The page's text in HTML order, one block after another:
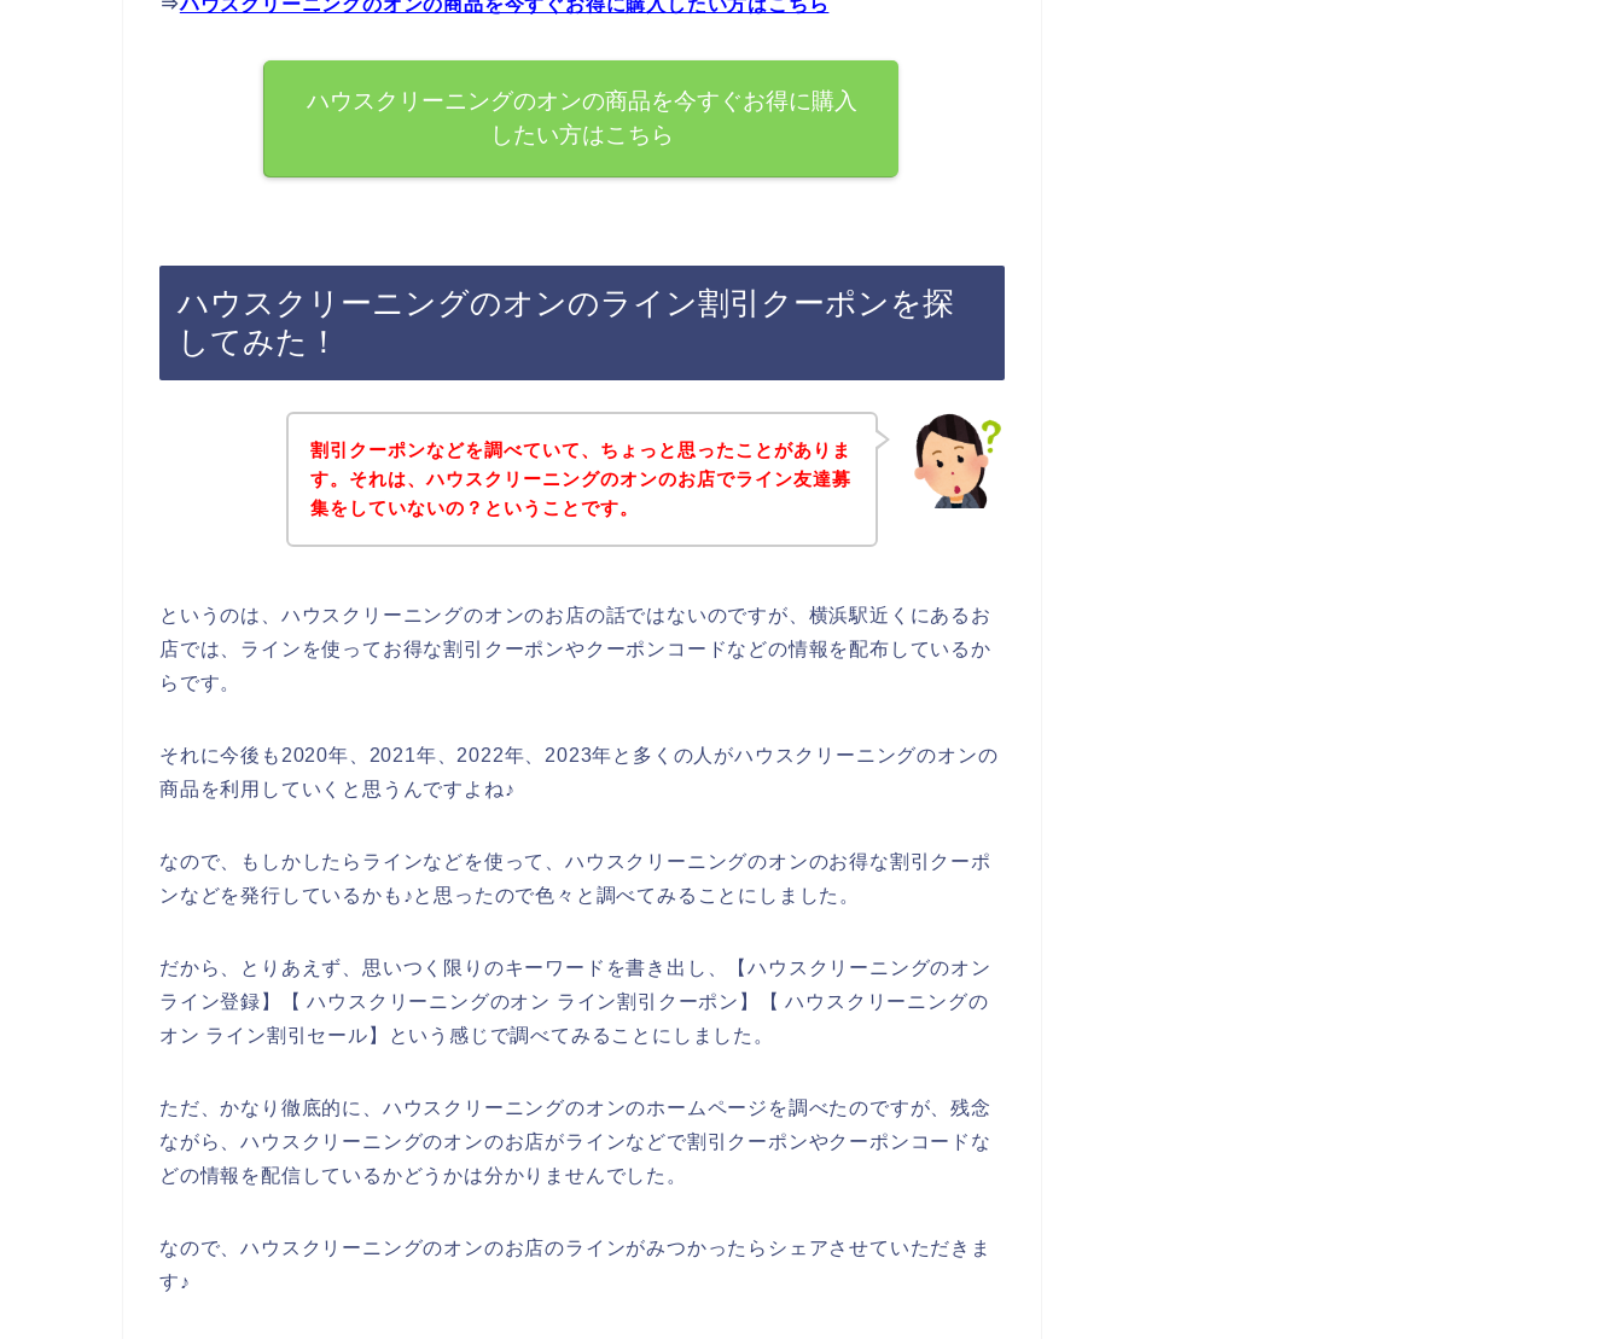
⇒ハウスクリーニングのオンの商品を今すぐお得に購入したい方はこちら
ハウスクリーニングのオンの商品を今すぐお得に購入
したい方はこちら
ハウスクリーニングのオンのライン割引クーポンを探
してみた！
割引クーポンなどを調べていて、ちょっと思ったことがありま
す。それは、ハウスクリーニングのオンのお店でライン友達募
集をしていないの？ということです。
というのは、ハウスクリーニングのオンのお店の話ではないのですが、横浜駅近くにあるお
店では、ラインを使ってお得な割引クーポンやクーポンコードなどの情報を配布しているか
らです。
それに今後も2020年、2021年、2022年、2023年と多くの人がハウスクリーニングのオンの
商品を利用していくと思うんですよね♪
なので、もしかしたらラインなどを使って、ハウスクリーニングのオンのお得な割引クーポ
ンなどを発行しているかも♪と思ったので色々と調べてみることにしました。
だから、とりあえず、思いつく限りのキーワードを書き出し、【ハウスクリーニングのオン
ライン登録】【 ハウスクリーニングのオン ライン割引クーポン】【 ハウスクリーニングの
オン ライン割引セール】という感じで調べてみることにしました。
ただ、かなり徹底的に、ハウスクリーニングのオンのホームページを調べたのですが、残念
ながら、ハウスクリーニングのオンのお店がラインなどで割引クーポンやクーポンコードな
どの情報を配信しているかどうかは分かりませんでした。
なので、ハウスクリーニングのオンのお店のラインがみつかったらシェアさせていただきま
す♪